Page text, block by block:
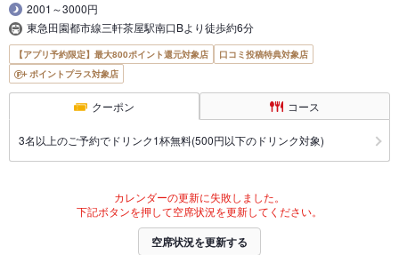
2001～3000円
東急田園都市線三軒茶屋駅南口Bより徒歩約6分
【アプリ予約限定】最大800ポイント還元対象店
口コミ投稿特典対象店
ポイントプラス対象店
クーポン コース
3名以上のご予約でドリンク1杯無料(500円以下のドリンク対象)
カレンダーの更新に失敗しました。
下記ボタンを押して空席状況を更新してください。
空席状況を更新する